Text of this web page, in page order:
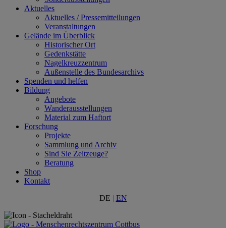
Aktuelles
Aktuelles / Pressemitteilungen
Veranstaltungen
Gelände im Überblick
Historischer Ort
Gedenkstätte
Nagelkreuzzentrum
Außenstelle des Bundesarchivs
Spenden und helfen
Bildung
Angebote
Wanderausstellungen
Material zum Haftort
Forschung
Projekte
Sammlung und Archiv
Sind Sie Zeitzeuge?
Beratung
Shop
Kontakt
DE | EN